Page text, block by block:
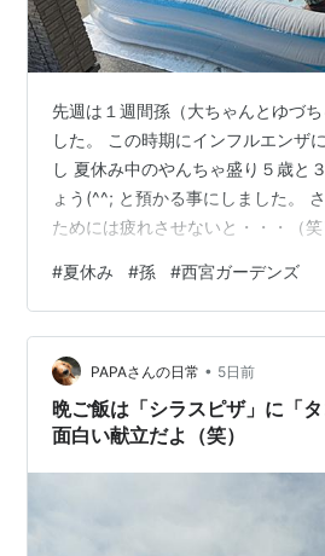
先週は１週間孫（大ちゃんとゆづ
した。 この時期にインフルエンザ
し 夏休み中のやんちゃ盛り５歳と
ょう(^^; と預かる事にしました。
ためには疲れさせないと・・・（
スイミング）の間に「プール遊び
ンズの屋上にある「スウェーデン
ある日は１００均のおもちゃで遊
折り紙・・・ 夜は絵本を読んで寝
くケンカをする年子は大変でした。
りの方がらくでした（…
#夏休み #孫 #西宮ガーデンズ
PAPAさんの日常 • 5日前
晩ご飯は「シラスピザ」に「
面白い献立だよ（笑）